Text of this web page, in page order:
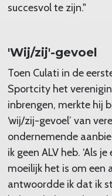
succesvol te zijn."
'Wij/zij'-gevoel
Toen Culati in de
Sportcity het
inbrengen, merkte hij
‘wij/zij-gevoel’ van
ondernemende
ik geen ALV heb. ‘Als
moeilijk het is om een
antwoordde ik dat ik